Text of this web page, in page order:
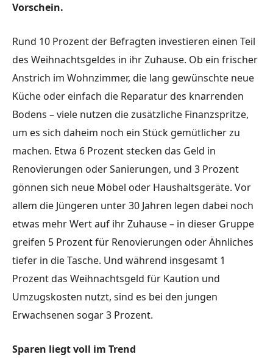
Vorschein.
Rund 10 Prozent der Befragten investieren einen Teil
des Weihnachtsgeldes in ihr Zuhause. Ob ein frischer
Anstrich im Wohnzimmer, die lang gewünschte neue
Küche oder einfach die Reparatur des knarrenden
Bodens – viele nutzen die zusätzliche Finanzspritze,
um es sich daheim noch ein Stück gemütlicher zu
machen. Etwa 6 Prozent stecken das Geld in
Renovierungen oder Sanierungen, und 3 Prozent
gönnen sich neue Möbel oder Haushaltsgeräte. Vor
allem die Jüngeren unter 30 Jahren legen dabei noch
etwas mehr Wert auf ihr Zuhause – in dieser Gruppe
greifen 5 Prozent für Renovierungen oder Ähnliches
tiefer in die Tasche. Und während insgesamt 1
Prozent das Weihnachtsgeld für Kaution und
Umzugskosten nutzt, sind es bei den jungen
Erwachsenen sogar 3 Prozent.
Sparen liegt voll im Trend